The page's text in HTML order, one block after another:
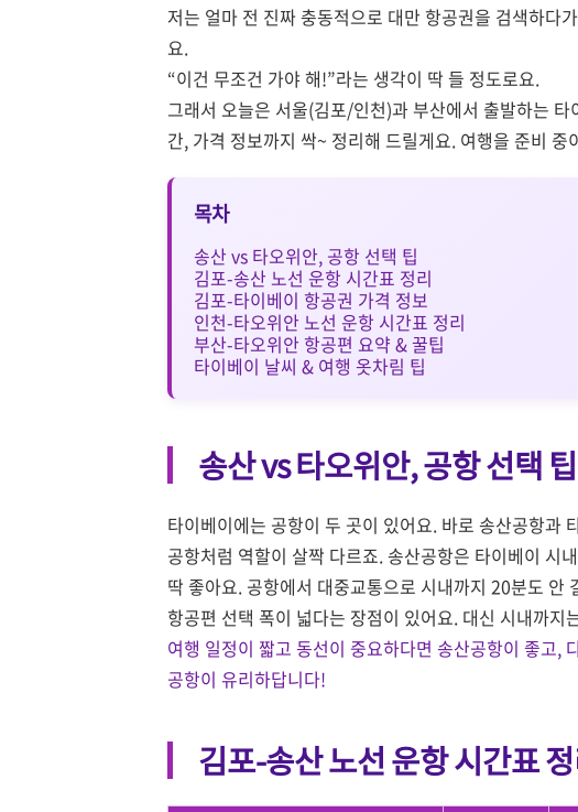
저는 얼마 전 진짜 충동적으로 대만 항공권을 검색하다
요.
“이건 무조건 가야 해!”라는 생각이 딱 들 정도로요.
그래서 오늘은 서울(김포/인천)과 부산에서 출발하는
간, 가격 정보까지 싹~ 정리해 드릴게요. 여행을 준비
목차
송산 vs 타오위안, 공항 선택 팁
김포-송산 노선 운항 시간표 정리
김포-타이베이 항공권 가격 정보
인천-타오위안 노선 운항 시간표 정리
부산-타오위안 항공편 요약 & 꿀팁
타이베이 날씨 & 여행 옷차림 팁
송산 vs 타오위안, 공항 선택 팁
타이베이에는 공항이 두 곳이 있어요. 바로 송산공항과
공항처럼 역할이 살짝 다르죠. 송산공항은 타이베이 시
딱 좋아요. 공항에서 대중교통으로 시내까지 20분도
항공편 선택 폭이 넓다는 장점이 있어요. 대신 시내까지
여행 일정이 짧고 동선이 중요하다면 송산공항이 좋고,
공항이 유리하답니다!
김포-송산 노선 운항 시간표